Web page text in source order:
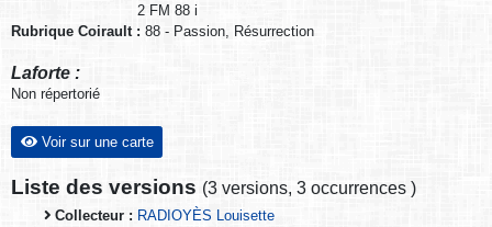
2 FM 88 i
Rubrique Coirault : 88 - Passion, Résurrection
Laforte :
Non répertorié
Voir sur une carte
Liste des versions (3 versions, 3 occurrences )
Collecteur : RADIOYÈS Louisette